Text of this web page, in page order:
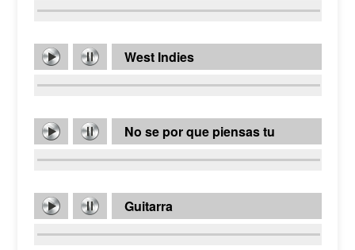
West Indies
No se por que piensas tu
Guitarra